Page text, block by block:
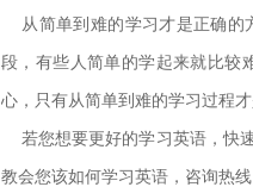
从简单到难的学习才是正确的
段，有些人简单的学起来就比较
心，只有从简单到难的学习过程才
若您想要更好的学习英语，快
教会您该如何学习英语，咨询热线